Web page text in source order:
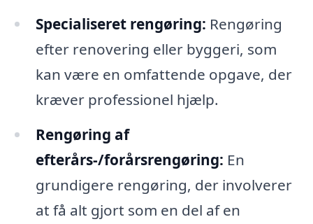
Specialiseret rengøring: Rengøring
efter renovering eller byggeri, som
kan være en omfattende opgave, der
kræver professionel hjælp.
Rengøring af
efterårs-/forårsrengøring: En
grundigere rengøring, der involverer
at få alt gjort som en del af en